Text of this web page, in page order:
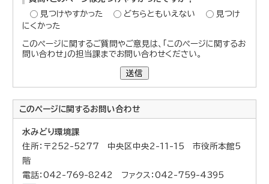
見つけやすかった
どちらともいえない
見つけ
にくかった
このページに関するご質問やご意見は、「このページに関するお
問い合わせ」の担当課までお問い合わせください。
送信
このページに関するお問い合わせ
水みどり環境課
住所：〒252-5277 中央区中央2-11-15 市役所本館5
階
電話：042-769-8242 ファクス：042-759-4395